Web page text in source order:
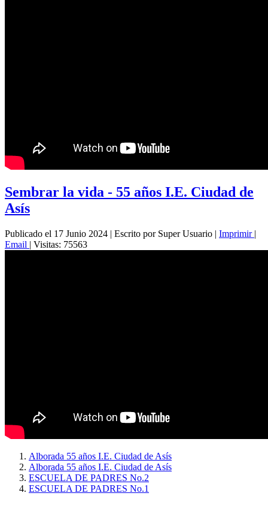
Sembrar la vida - 55 años I.E. Ciudad de
Asís
Publicado el 17 Junio 2024 | Escrito por Super Usuario | Imprimir |
Email | Visitas: 75563
Alborada 55 años I.E. Ciudad de Asís
Alborada 55 años I.E. Ciudad de Asís
ESCUELA DE PADRES No.2
ESCUELA DE PADRES No.1